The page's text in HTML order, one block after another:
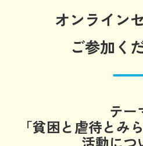
オンライン
ご参加く
テー
「貧困と虐待とみ